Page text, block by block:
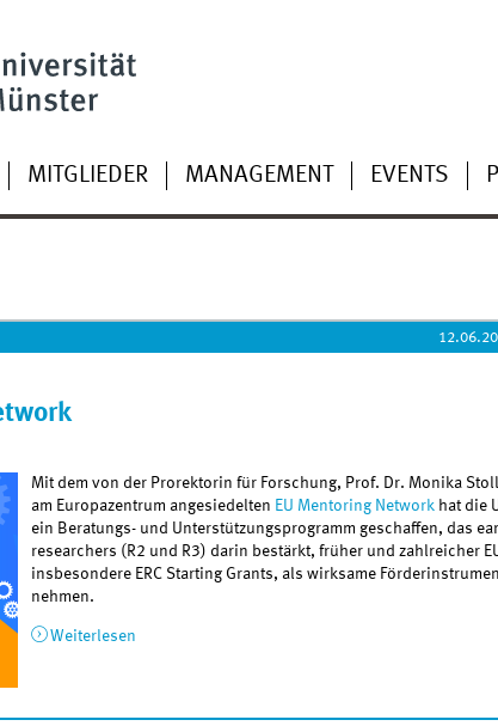
MITGLIEDER MANAGEMENT EVENTS
Mit dem von der Prorektorin für Forschung, Prof. Dr. Monika
am Europazentrum angesiedelten EU Mentoring Network hat die
ein Beratungs- und Unterstützungsprogramm geschaffen, das
researchers (R2 und R3) darin bestärkt, früher und zahlreicher
insbesondere ERC Starting Grants, als wirksame
nehmen.
Weiterlesen